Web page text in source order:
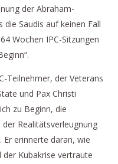
der Abraham-
Saudis auf keinen Fall
Wochen IPC-Sitzungen
Teilnehmer, der Veterans
und Pax Christi
zu Beginn, die
Realitätsverleugnung
Er erinnerte daran, wie
der Kubakrise vertraute